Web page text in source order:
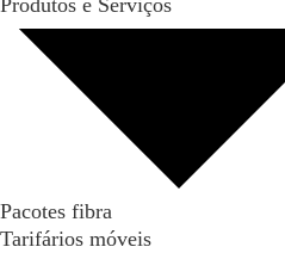
Produtos e Serviços
Pacotes fibra
Tarifários móveis